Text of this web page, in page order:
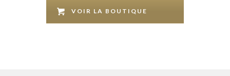
VOIR LA BOUTIQUE